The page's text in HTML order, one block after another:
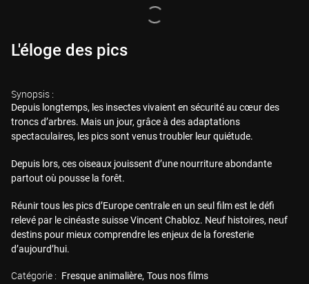
L'éloge des pics
Synopsis :
Depuis longtemps, les insectes vivaient en sécurité au cœur des
troncs d’arbres. Mais un jour, grâce à des adaptations
spectaculaires, les pics sont venus troubler leur quiétude.
Depuis lors, ces oiseaux jouissent d’une nourriture abondante
partout où pousse la forêt.
Réunir tous les pics d’Europe centrale en un seul film est le défi
relevé par le cinéaste suisse Vincent Chabloz. Neuf histoires, neuf
destins pour mieux comprendre les enjeux de la foresterie
d’aujourd’hui.
Catégorie : Fresque animalière Tous nos films